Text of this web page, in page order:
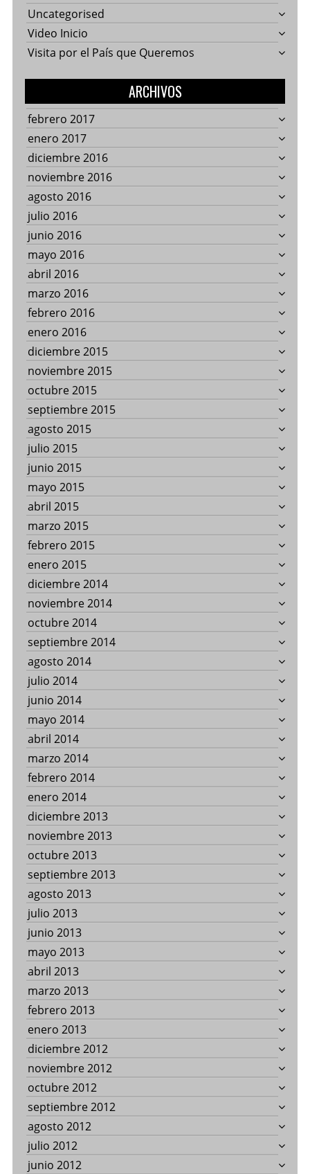
Uncategorised
Video Inicio
Visita por el País que Queremos
ARCHIVOS
febrero 2017
enero 2017
diciembre 2016
noviembre 2016
agosto 2016
julio 2016
junio 2016
mayo 2016
abril 2016
marzo 2016
febrero 2016
enero 2016
diciembre 2015
noviembre 2015
octubre 2015
septiembre 2015
agosto 2015
julio 2015
junio 2015
mayo 2015
abril 2015
marzo 2015
febrero 2015
enero 2015
diciembre 2014
noviembre 2014
octubre 2014
septiembre 2014
agosto 2014
julio 2014
junio 2014
mayo 2014
abril 2014
marzo 2014
febrero 2014
enero 2014
diciembre 2013
noviembre 2013
octubre 2013
septiembre 2013
agosto 2013
julio 2013
junio 2013
mayo 2013
abril 2013
marzo 2013
febrero 2013
enero 2013
diciembre 2012
noviembre 2012
octubre 2012
septiembre 2012
agosto 2012
julio 2012
junio 2012